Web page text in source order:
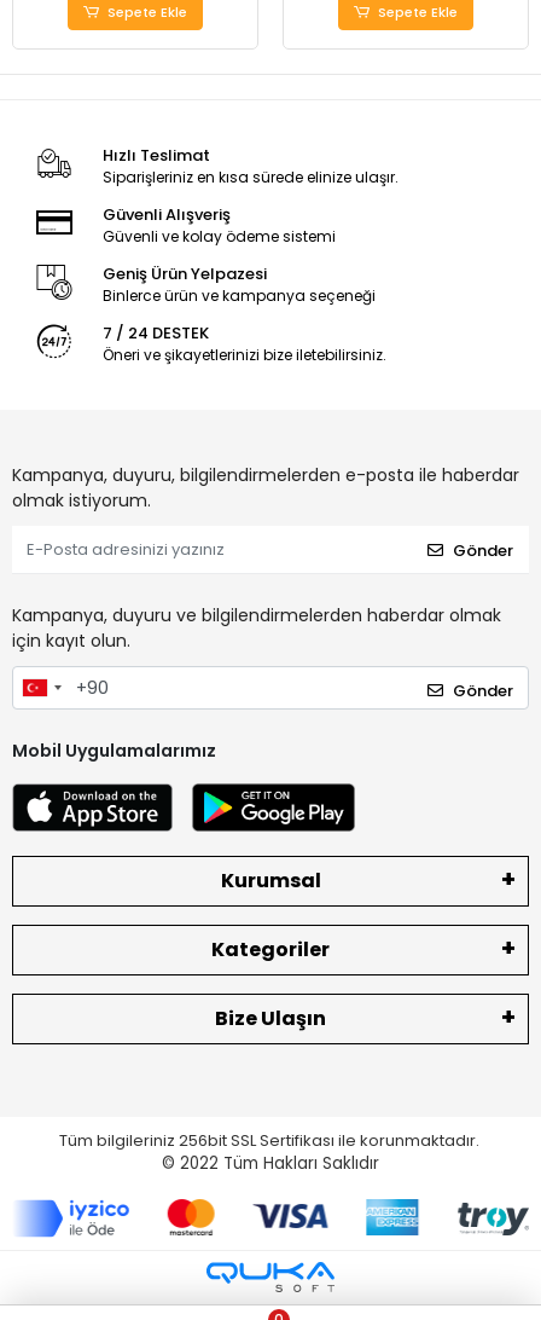
Sepete Ekle Sepete Ekle
Hızlı Teslimat
Siparişleriniz en kısa sürede elinize ulaşır.
Güvenli Alışveriş
Güvenli ve kolay ödeme sistemi
Geniş Ürün Yelpazesi
Binlerce ürün ve kampanya seçeneği
7 / 24 DESTEK
Öneri ve şikayetlerinizi bize iletebilirsiniz.
Kampanya, duyuru, bilgilendirmelerden e-posta ile haberdar
olmak istiyorum.
Gönder
Kampanya, duyuru ve bilgilendirmelerden haberdar olmak
için kayıt olun.
Gönder
Mobil Uygulamalarımız
Kurumsal
Kategoriler
Bize Ulaşın
Tüm bilgileriniz 256bit SSL Sertifikası ile korunmaktadır.
© 2022 Tüm Hakları Saklıdır